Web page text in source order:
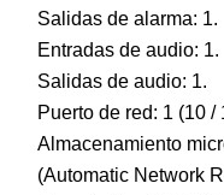
Salidas de alarma: 1.
Entradas de audio: 1.
Salidas de audio: 1.
Puerto de red: 1 (10
Almacenamiento
(Automatic Network